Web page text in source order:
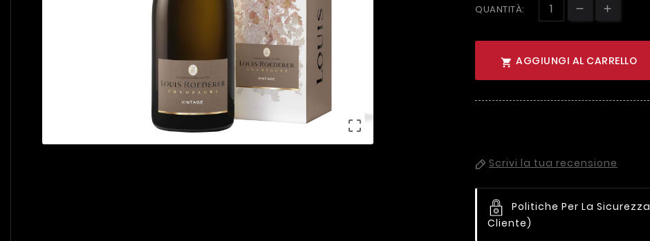

QUANTITÀ:
 AGGIUNGI AL CARRELLO
Scrivi la tua recensione
Politiche Per La Sicurezza
Cliente)